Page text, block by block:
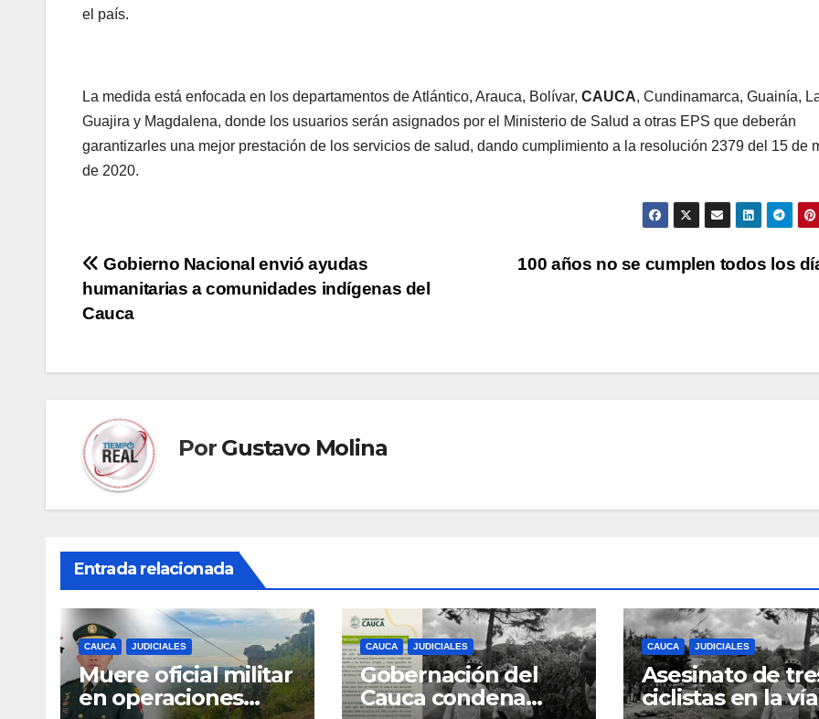
el país.
La medida está enfocada en los departamentos de Atlántico, Arauca, Bolívar, CAUCA, Cundinamarca, Guainía,
Guajira y Magdalena, donde los usuarios serán asignados por el Ministerio de Salud a otras EPS que deberán
garantizarles una mejor prestación de los servicios de salud, dando cumplimiento a la resolución 2379 del 15 de
de 2020.
Navegación
de
100 años no se cumplen todos los
Gobierno Nacional envió ayudas
humanitarias a comunidades indígenas del
Cauca
Por Gustavo Molina
Entrada relacionada
CAUCA JUDICIALES
Muere oficial militar
en operaciones
CAUCA JUDICIALES
Gobernación del
Cauca condena
CAUCA JUDICIALES
Asesinato de
ciclistas en la vía